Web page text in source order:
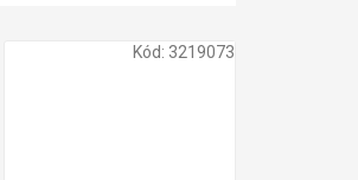
Kód: 3219073